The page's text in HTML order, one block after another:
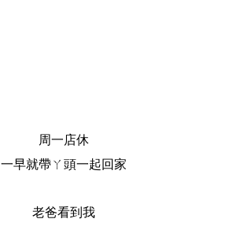
周一店休
一早就帶ㄚ頭一起回家
老爸看到我